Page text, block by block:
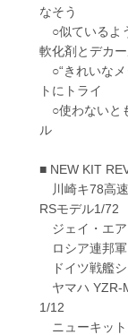
なそう
○似ているよ
軟化剤とデカ
○“きれいなメ
トにトライ
○使わないと
ル
■ NEW KIT
川崎キ78高
RSモデル1/72
ジェイ・エ
ロシア連邦
ドイツ戦艦
ヤマハ YZR-
1/12
ニューキット